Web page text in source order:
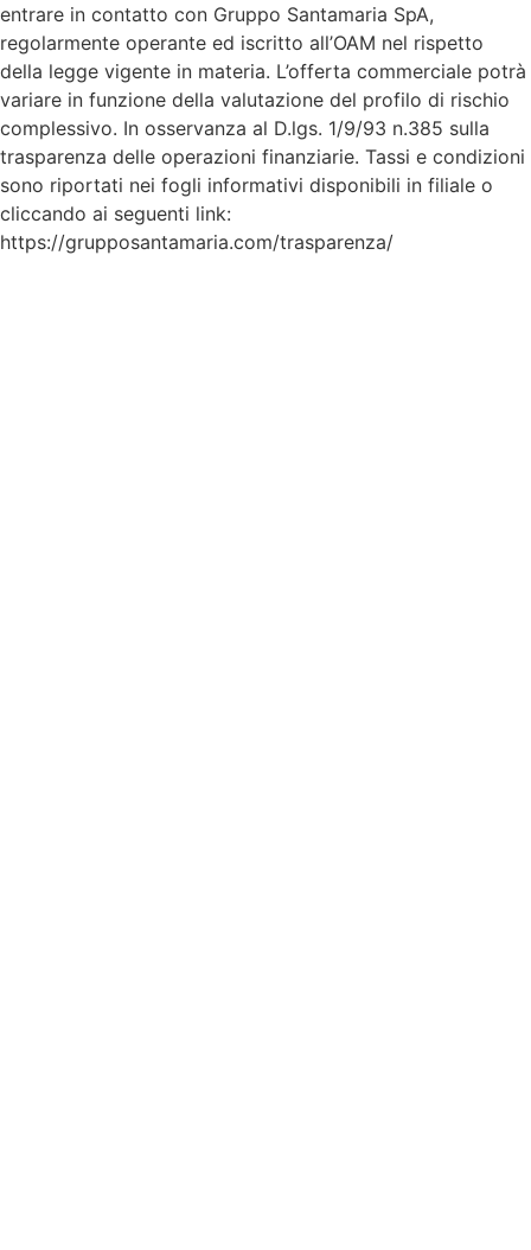
entrare in contatto con Gruppo Santamaria SpA,
regolarmente operante ed iscritto all’OAM nel rispetto
della legge vigente in materia. L’offerta commerciale potrà
variare in funzione della valutazione del profilo di rischio
complessivo. In osservanza al D.lgs. 1/9/93 n.385 sulla
trasparenza delle operazioni finanziarie. Tassi e condizioni
sono riportati nei fogli informativi disponibili in filiale o
cliccando ai seguenti link:
https://grupposantamaria.com/trasparenza/